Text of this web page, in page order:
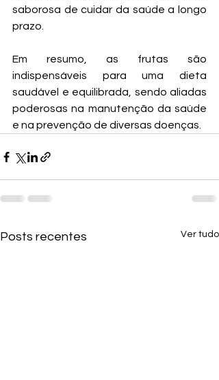
saborosa de cuidar da saúde a longo
prazo.
Em resumo, as frutas são
indispensáveis para uma dieta
saudável e equilibrada, sendo aliadas
poderosas na manutenção da saúde
e na prevenção de diversas doenças.
Posts recentes Ver tudo